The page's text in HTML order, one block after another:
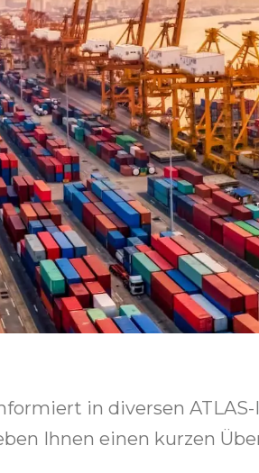
in diversen
Ihnen einen kurzen